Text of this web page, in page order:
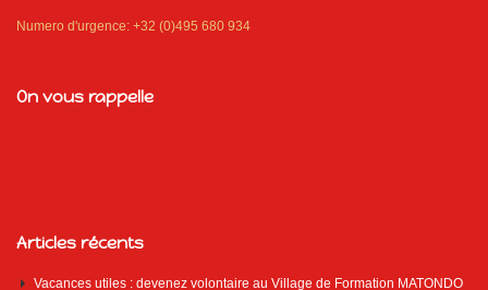
Numero d'urgence: +32 (0)495 680 934
On vous rappelle
Articles récents
Vacances utiles : devenez volontaire au Village de Formation MATONDO